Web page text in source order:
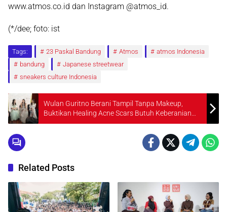
www.atmos.co.id dan Instagram @atmos_id.
(*/dee; foto: ist
Tags: 23 Paskal Bandung Atmos
atmos Indonesia
bandung
Japanese streetwear
sneakers culture Indonesia
Wulan Guritno Berani Tampil Tanpa Makeup,
Buktikan Healing Acne Scars Butuh Keberanian
Bukan Kesempurnaan
Related Posts